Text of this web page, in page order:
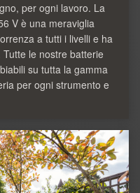
per ogni lavoro. La
V è una meraviglia
a tutti i livelli e ha
le nostre batterie
su tutta la gamma
per ogni strumento e